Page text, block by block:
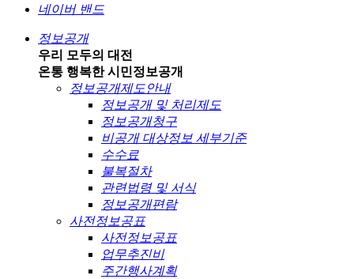
네이버 밴드
정보공개
우리 모두의 대전
온통 행복한 시민정보공개
정보공개제도안내
정보공개 및 처리제도
정보공개청구
비공개 대상정보 세부기준
수수료
불복절차
관련법령 및 서식
정보공개편람
사전정보공표
사전정보공표
업무추진비
주간행사계획